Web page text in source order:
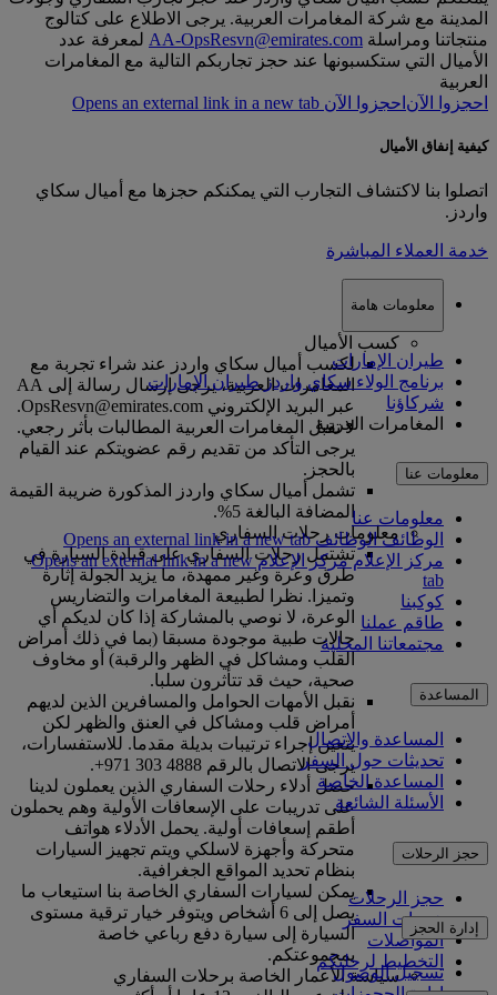
المدينة مع شركة المغامرات العربية. يرجى الاطلاع على كتالوج
منتجاتنا ومراسلة AA-OpsResvn@emirates.com لمعرفة عدد
الأميال التي ستكسبونها عند حجز تجاربكم التالية مع المغامرات
العربية
احجزوا الآن احجزوا الآن Opens an external link in a new tab
كيفية إنفاق الأميال
اتصلوا بنا لاكتشاف التجارب التي يمكنكم حجزها مع أميال سكاي
واردز.
خدمة العملاء المباشرة
معلومات هامة
كسب الأميال
لكسب أميال سكاي واردز عند شراء تجربة مع
المغامرات العربية، يرجى إرسال رسالة إلى AA
عبر البريد الإلكتروني OpsResvn@emirates.com.
لا تقبل المغامرات العربية المطالبات بأثر رجعي.
يرجى التأكد من تقديم رقم عضويتكم عند القيام
بالحجز.
تشمل أميال سكاي واردز المذكورة ضريبة القيمة
المضافة البالغة 5%.
معلومات رحلات السفاري
تشتمل رحلات السفاري على قيادة السيارة في
طرق وعرة وغير ممهدة، ما يزيد الجولة إثارة
وتميزا. نظرا لطبيعة المغامرات والتضاريس
الوعرة، لا نوصي بالمشاركة إذا كان لديكم أي
حالات طبية موجودة مسبقا (بما في ذلك أمراض
القلب ومشاكل في الظهر والرقبة) أو مخاوف
صحية، حيث قد تتأثرون سلبا.
نقبل الأمهات الحوامل والمسافرين الذين لديهم
أمراض قلب ومشاكل في العنق والظهر لكن
يتعين إجراء ترتيبات بديلة مقدما. للاستفسارات،
يرجى الاتصال بالرقم 4888 303 971+.
حصل أدلاء رحلات السفاري الذين يعملون لدينا
على تدريبات على الإسعافات الأولية وهم يحملون
أطقم إسعافات أولية. يحمل الأدلاء هواتف
متحركة وأجهزة لاسلكي ويتم تجهيز السيارات
بنظام تحديد المواقع الجغرافية.
يمكن لسيارات السفاري الخاصة بنا استيعاب ما
يصل إلى 6 أشخاص ويتوفر خيار ترقية مستوى
السيارة إلى سيارة دفع رباعي خاصة
بمجموعتكم.
سياسة الأعمار الخاصة برحلات السفاري
طيران الإمارات
برنامج الولاء سكاي واردز طيران الإمارات
شركاؤنا
المغامرات العربية
معلومات عنا
معلومات عنا
الوظائفالوظائف Opens an external link in a new tab
مركز الإعلام
مركز الإعلام Opens an external link in a new
tab
كوكبنا
طاقم عملنا
مجتمعاتنا المحلية
المساعدة
المساعدة والاتصال
تحديثات حول السفر
المساعدة الخاصة
الأسئلة الشائعة
حجز الرحلات
حجز الرحلات
خدمات السفر
المواصلات
التخطيط لرحلتكم
إدارة الحجز
تسجيل الوصول